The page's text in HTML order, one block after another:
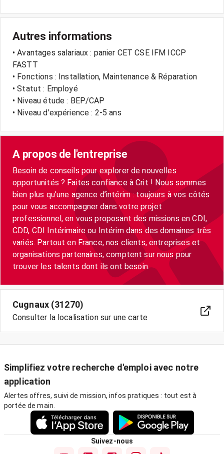
Autres informations
• Avantages salariaux : panier CET CSE IFM ICCP
FASTT
• Fonctions : Installation, Maintenance & Réparation
• Statut : Employé
• Niveau étude : BEP/CAP
• Niveau d'expérience : 2-5 ans
A propos de l'entreprise
Besoin de conseils pour explorer de nouvelles
opportunités ? Faites confiance à Crit ! Nous sommes
bien plus qu’une agence d’intérim : toujours à vos côtés
pour vous accompagner dans votre projet
professionnel, en vous proposant des missions en CDI,
CDD, CDI Intérimaire ou Intérim dans des domaines très
variés. Partout en France, nos clients, entreprises et
organisations partenaires, comptent sur nous pour
trouver les talents dont ils ont besoin.
Cugnaux (31270)
Consulter la localisation sur une carte
Simplifiez votre recherche d'emploi avec notre
application
Alertes offres, suivi de mission, infos pratiques : tout est à
portée de main.
Suivez-nous